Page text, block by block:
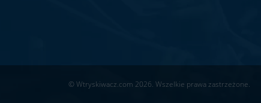
© Wtryskiwacz.com 2026. Wszelkie prawa zastrzeżone.